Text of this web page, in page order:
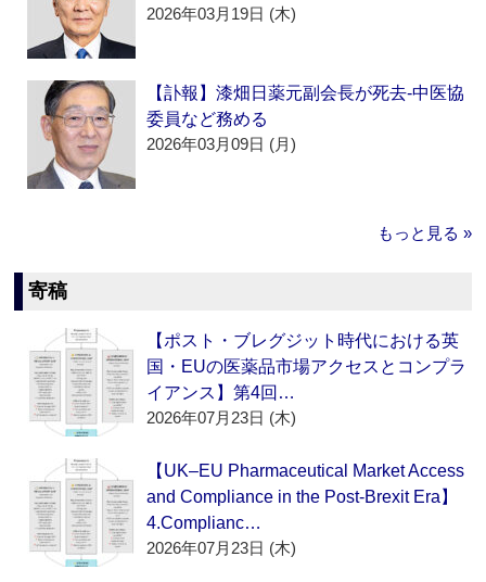
2026年03月19日 (木)
【訃報】漆畑日薬元副会長が死去‐中医協
委員など務める
2026年03月09日 (月)
もっと見る »
寄稿
【ポスト・ブレグジット時代における英
国・EUの医薬品市場アクセスとコンプラ
イアンス】第4回…
2026年07月23日 (木)
【UK–EU Pharmaceutical Market Access
and Compliance in the Post-Brexit Era】
4.Complianc…
2026年07月23日 (木)